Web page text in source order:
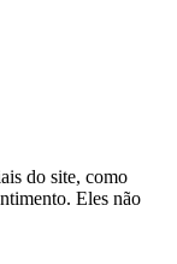
do site, como
Eles não